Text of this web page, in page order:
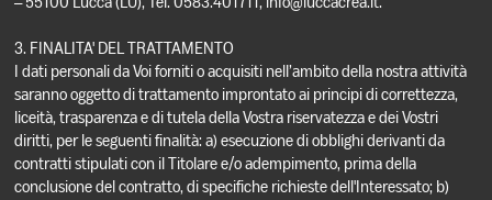
3. FINALITA' DEL TRATTAMENTO
I dati personali da Voi forniti o acquisiti nell’ambito della nostra attività
saranno oggetto di trattamento improntato ai principi di correttezza,
liceità, trasparenza e di tutela della Vostra riservatezza e dei Vostri
diritti, per le seguenti finalità: a) esecuzione di obblighi derivanti da
contratti stipulati con il Titolare e/o adempimento, prima della
conclusione del contratto, di specifiche richieste dell'Interessato; b)